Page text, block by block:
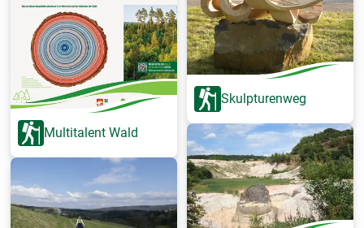
Multitalent Wald
Skulpturenweg